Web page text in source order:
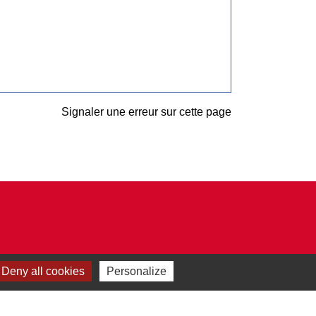
Signaler une erreur sur cette page
Deny all cookies Personalize